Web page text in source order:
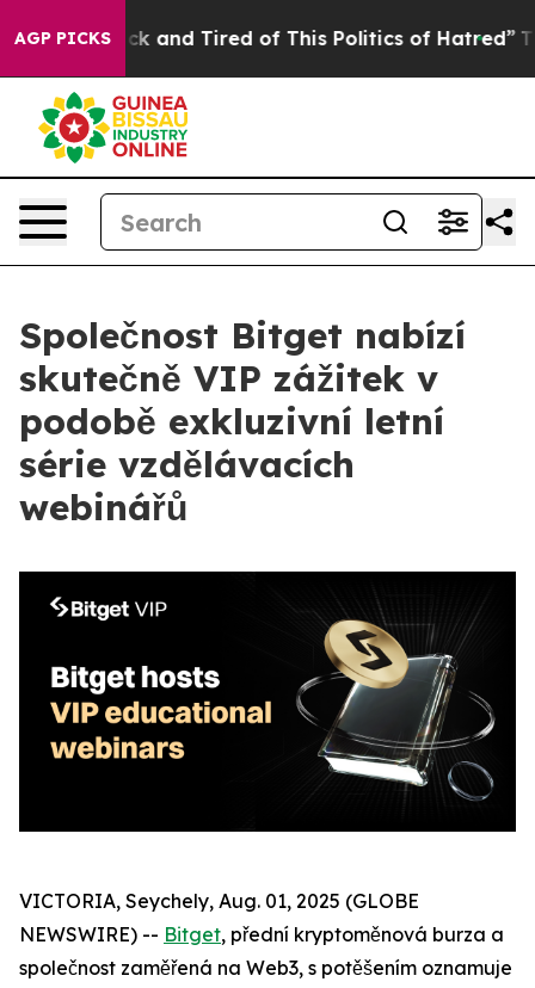
AGP PICKS
Sick and Tired of This Politics of Hatred” The
Společnost Bitget nabízí
skutečně VIP zážitek v
podobě exkluzivní letní
série vzdělávacích
webinářů
VICTORIA, Seychely, Aug. 01, 2025 (GLOBE
NEWSWIRE) -- Bitget, přední kryptoměnová burza a
společnost zaměřená na Web3, s potěšením oznamuje